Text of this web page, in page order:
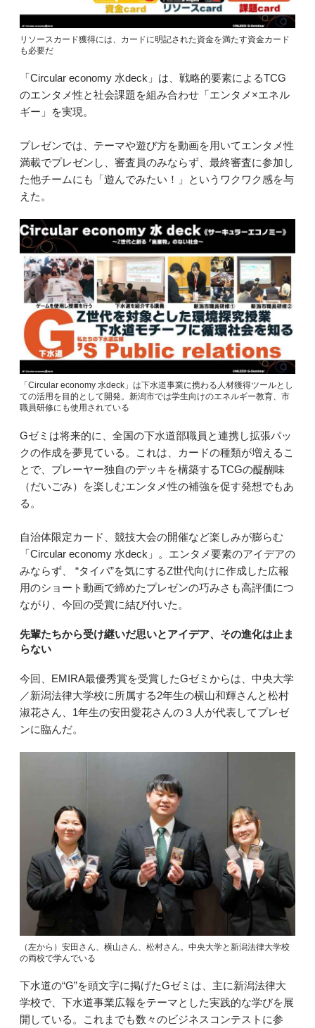
リソースカード獲得には、カードに明記された資金を満たす資金カード
も必要だ
「Circular economy 水deck」は、戦略的要素によるTCG
のエンタメ性と社会課題を組み合わせ「エンタメ×エネル
ギー」を実現。
プレゼンでは、テーマや遊び方を動画を用いてエンタメ性
満載でプレゼンし、審査員のみならず、最終審査に参加し
た他チームにも「遊んでみたい！」というワクワク感を与
えた。
「Circular economy 水deck」は下水道事業に携わる人材獲得ツールとし
ての活用を目的として開発。新潟市では学生向けのエネルギー教育、市
職員研修にも使用されている
Gゼミは将来的に、全国の下水道部職員と連携し拡張パッ
クの作成を夢見ている。これは、カードの種類が増えるこ
とで、プレーヤー独自のデッキを構築するTCGの醍醐味
（だいごみ）を楽しむエンタメ性の補強を促す発想でもあ
る。
自治体限定カード、競技大会の開催など楽しみが膨らむ
「Circular economy 水deck」。エンタメ要素のアイデアの
みならず、 “タイパ”を気にするZ世代向けに作成した広報
用のショート動画で締めたプレゼンの巧みさも高評価につ
ながり、今回の受賞に結び付いた。
先輩たちから受け継いだ思いとアイデア、その進化は止ま
らない
今回、EMIRA最優秀賞を受賞したGゼミからは、中央大学
／新潟法律大学校に所属する2年生の横山和輝さんと松村
淑花さん、1年生の安田愛花さんの３人が代表してプレゼ
ンに臨んだ。
（左から）安田さん、横山さん、松村さん。中央大学と新潟法律大学校
の両校で学んでいる
下水道の“G”を頭文字に掲げたGゼミは、主に新潟法律大
学校で、下水道事業広報をテーマとした実践的な学びを展
開している。これまでも数々のビジネスコンテストに参